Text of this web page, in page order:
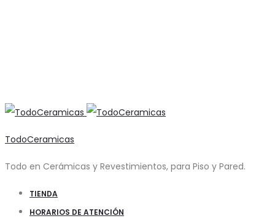
TodoCeramicas
Todo en Cerámicas y Revestimientos, para Piso y Pared.
TIENDA
HORARIOS DE ATENCIÓN